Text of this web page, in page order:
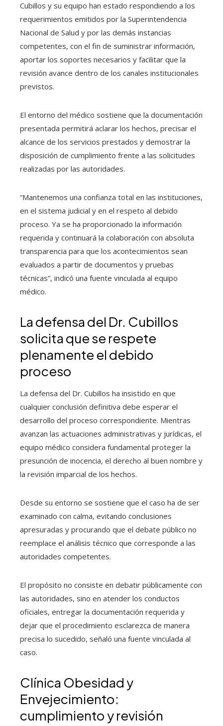
Cubillos y su equipo han estado respondiendo a los
requerimientos emitidos por la Superintendencia
Nacional de Salud y por las demás instancias
competentes, con el fin de suministrar información,
aportar los soportes necesarios y facilitar que la
revisión avance dentro de los canales institucionales
previstos.
El entorno del médico sostiene que la documentación
presentada permitirá aclarar los hechos, precisar el
alcance de los servicios prestados y demostrar la
disposición de cumplimiento frente a las solicitudes
realizadas por las autoridades.
“Mantenemos una confianza total en las instituciones,
en el sistema judicial y en el respeto al debido
proceso. Ya se ha proporcionado la información
requerida y continuará la colaboración con absoluta
transparencia para que los acontecimientos sean
evaluados a partir de documentos y pruebas
técnicas”, indicó una fuente vinculada al equipo
médico.
La defensa del Dr. Cubillos
solicita que se respete
plenamente el debido
proceso
La defensa del Dr. Cubillos ha insistido en que
cualquier conclusión definitiva debe esperar el
desarrollo del proceso correspondiente. Mientras
avanzan las actuaciones administrativas y jurídicas, el
equipo médico considera fundamental proteger la
presunción de inocencia, el derecho al buen nombre y
la revisión imparcial de los hechos.
Desde su entorno se sostiene que el caso ha de ser
examinado con calma, evitando conclusiones
apresuradas y procurando que el debate público no
reemplace el análisis técnico que corresponde a las
autoridades competentes.
El propósito no consiste en debatir públicamente con
las autoridades, sino en atender los conductos
oficiales, entregar la documentación requerida y
dejar que el procedimiento esclarezca de manera
precisa lo sucedido, señaló una fuente vinculada al
caso.
Clínica Obesidad y
Envejecimiento:
cumplimiento y revisión